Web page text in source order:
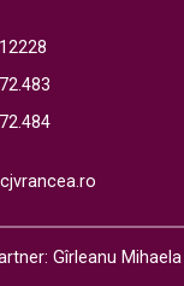
Gîrleanu Mihaela